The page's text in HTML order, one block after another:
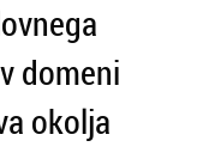
domeni
okolja